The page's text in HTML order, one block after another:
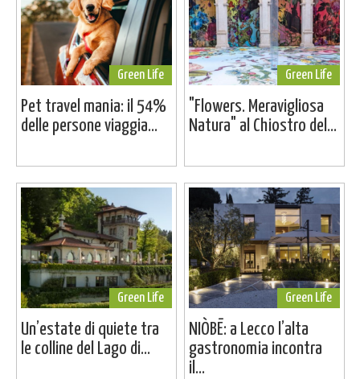
Green Life
Pet travel mania: il 54%
delle persone viaggia...
Green Life
"Flowers. Meravigliosa
Natura" al Chiostro del...
Green Life
Un’estate di quiete tra
le colline del Lago di...
Green Life
NIÒBĒ: a Lecco l’alta
gastronomia incontra
il...